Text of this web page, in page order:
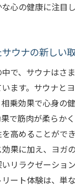
心の健康に注目
ウナの新しい
で、サウナはさ
ます。サウナと
乗効果で心身の
で筋肉が柔らか
高めることがで
果に加え、ヨガ
リラクゼーショ
ート体験は、単